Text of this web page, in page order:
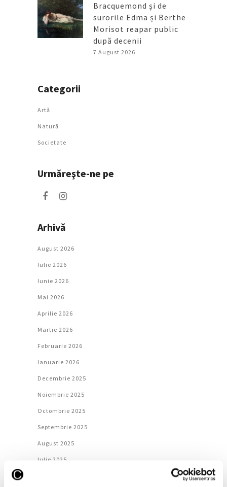
Bracquemond și de
surorile Edma și Berthe
Morisot reapar public
după decenii
7 August 2026
Categorii
Artǎ
Natură
Societate
Urmăreşte-ne pe
Arhivă
August 2026
Iulie 2026
Iunie 2026
Mai 2026
Aprilie 2026
Martie 2026
Februarie 2026
Ianuarie 2026
Decembrie 2025
Noiembrie 2025
Octombrie 2025
Septembrie 2025
August 2025
Iulie 2025